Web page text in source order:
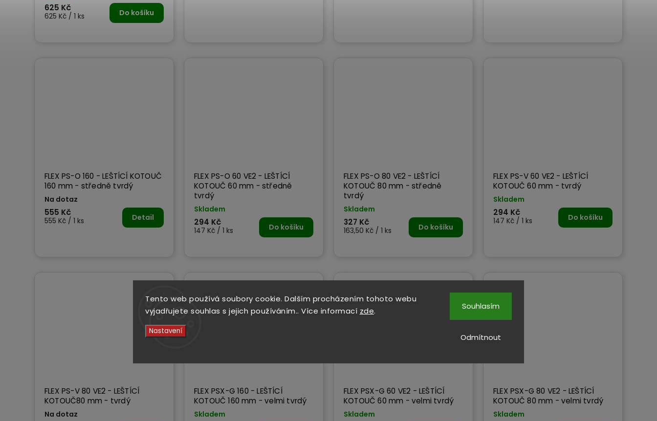
Tento web používá soubory cookie. Dalším procházením tohoto webu
vyjadřujete souhlas s jejich používáním.. Více informací zde.
Nastavení
Odmítnout
Souhlasím
625 Kč
625 Kč / 1 ks Do košíku
FLEX PS-O 160 - LEŠTÍCÍ KOTOUČ
160 mm - středně tvrdý
Na dotaz
555 Kč
555 Kč / 1 ks Detail
FLEX PS-O 60 VE2 - LEŠTÍCÍ
KOTOUČ 60 mm - středně
tvrdý
Skladem
294 Kč
147 Kč / 1 ks Do košíku
FLEX PS-O 80 VE2 - LEŠTÍCÍ
KOTOUČ 80 mm - středně
tvrdý
Skladem
327 Kč
163,50 Kč / 1 ks Do košíku
FLEX PS-V 60 VE2 - LEŠTÍCÍ
KOTOUČ 60 mm - tvrdý
Skladem
294 Kč
147 Kč / 1 ks Do košíku
FLEX PS-V 80 VE2 - LEŠTÍCÍ
KOTOUČ80 mm - tvrdý
Na dotaz
FLEX PSX-G 160 - LEŠTÍCÍ
KOTOUČ 160 mm - velmi tvrdý
Skladem
FLEX PSX-G 60 VE2 - LEŠTÍCÍ
KOTOUČ 60 mm - velmi tvrdý
Skladem
FLEX PSX-G 80 VE2 - LEŠTÍCÍ
KOTOUČ 80 mm - velmi tvrdý
Skladem